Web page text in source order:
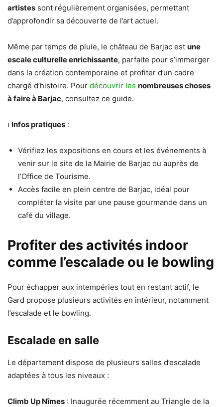
artistes sont régulièrement organisées, permettant
d’approfondir sa découverte de l’art actuel.
Même par temps de pluie, le château de Barjac est une
escale culturelle enrichissante, parfaite pour s’immerger
dans la création contemporaine et profiter d’un cadre
chargé d’histoire. Pour découvrir les nombreuses choses
à faire à Barjac, consultez ce guide.
ℹ Infos pratiques :
Vérifiez les expositions en cours et les événements à
venir sur le site de la Mairie de Barjac ou auprès de
l’Office de Tourisme.
Accès facile en plein centre de Barjac, idéal pour
compléter la visite par une pause gourmande dans un
café du village.
Profiter des activités indoor
comme l’escalade ou le bowling
Pour échapper aux intempéries tout en restant actif, le
Gard propose plusieurs activités en intérieur, notamment
l’escalade et le bowling.
Escalade en salle
Le département dispose de plusieurs salles d’escalade
adaptées à tous les niveaux :
Climb Up Nîmes : Inaugurée récemment au Triangle de la